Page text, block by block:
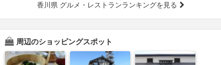
香川県 グルメ・レストランランキングを見る
周辺のショッピングスポット